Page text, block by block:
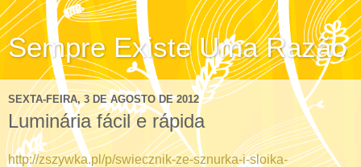
Sempre Existe Uma Razão
SEXTA-FEIRA, 3 DE AGOSTO DE 2012
Luminária fácil e rápida
http://zszywka.pl/p/swiecznik-ze-sznurka-i-sloika-